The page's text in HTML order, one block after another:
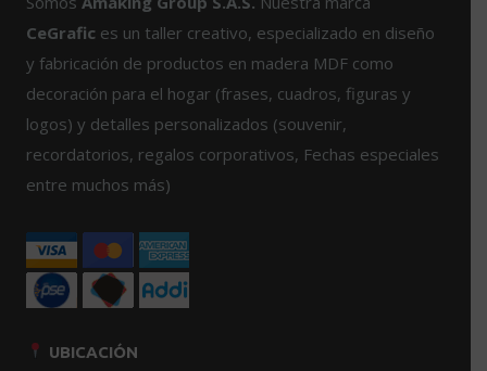
se
elegir
en
la
página
de
elegir
en
la
página
de
CeGrafic es un taller creativo, especializado en diseño
y fabricación de productos en madera MDF como
decoración para el hogar (frases, cuadros, figuras y
logos) y detalles personalizados (souvenir,
recordatorios, regalos corporativos, Fechas especiales
entre muchos más)
UBICACIÓN